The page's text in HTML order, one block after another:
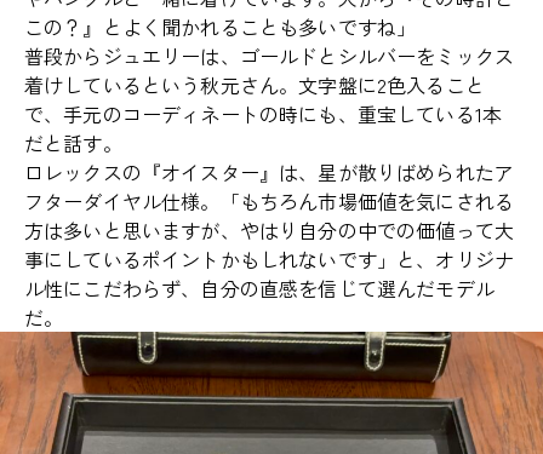
この？』とよく聞かれることも多いですね」
普段からジュエリーは、ゴールドとシルバーをミックス
着けしているという秋元さん。文字盤に2色入ること
で、手元のコーディネートの時にも、重宝している1本
だと話す。
ロレックスの『オイスター』は、星が散りばめられたア
フターダイヤル仕様。「もちろん市場価値を気にされる
方は多いと思いますが、やはり自分の中での価値って大
事にしているポイントかもしれないです」と、オリジナ
ル性にこだわらず、自分の直感を信じて選んだモデル
だ。